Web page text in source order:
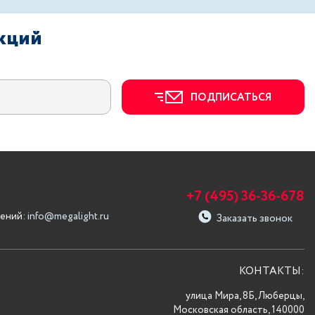
ПОДПИСАТЬСЯ
info@megalight.ru
+7 (495) 36-36-678
Заказать звонок
КОНТАКТЫ:
улица Мира, 8Б, Люберцы,
Московская область, 140000